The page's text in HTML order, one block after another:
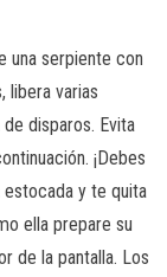
una serpiente con
libera varias
disparos. Evita
¡Debes
estocada y te quita
ella prepare su
de la pantalla. Los